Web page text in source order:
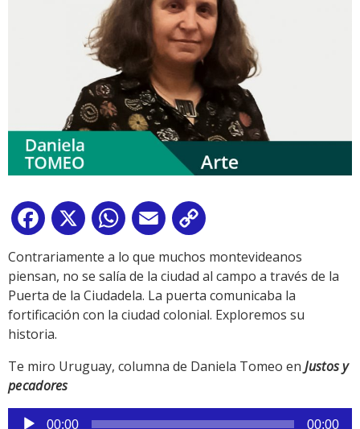
Facebook
X WhatsApp
Email
Link
Contrariamente a lo que muchos montevideanos
piensan, no se salía de la ciudad al campo a través de la
Puerta de la Ciudadela. La puerta comunicaba la
fortificación con la ciudad colonial. Exploremos su
historia.
Te miro Uruguay, columna de Daniela Tomeo en Justos y
pecadores
Reproductor
00:00 00:00